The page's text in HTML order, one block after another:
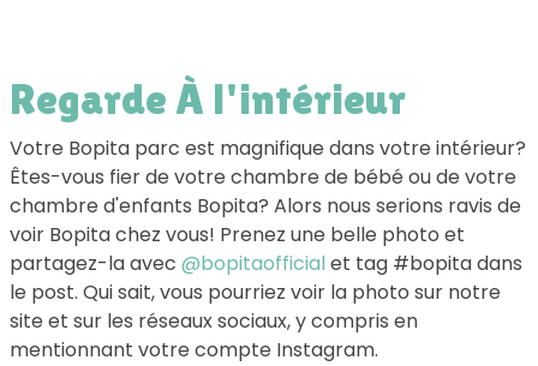
Regarde À l'intérieur
Votre Bopita parc est magnifique dans votre intérieur?
Êtes-vous fier de votre chambre de bébé ou de votre
chambre d'enfants Bopita? Alors nous serions ravis de
voir Bopita chez vous! Prenez une belle photo et
partagez-la avec @bopitaofficial et tag #bopita dans
le post. Qui sait, vous pourriez voir la photo sur notre
site et sur les réseaux sociaux, y compris en
mentionnant votre compte Instagram.